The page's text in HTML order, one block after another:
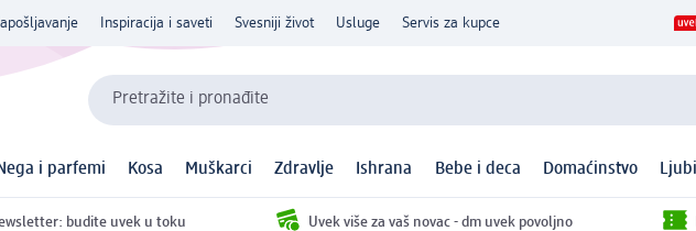
Inspiracija i saveti Svesniji život Usluge Servis za kupce
Pretražite i pronađite
i parfemi Kosa Muškarci Zdravlje Ishrana Bebe i deca Domaćinstvo
budite uvek u toku Uvek više za vaš novac - dm uvek povoljno